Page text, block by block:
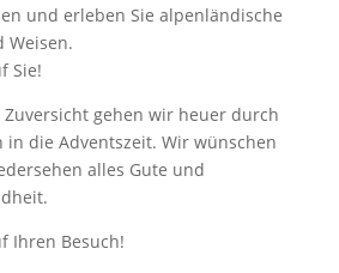
und erleben Sie alpenländische
Weisen.
Sie!
gehen wir heuer durch
in die Adventszeit. Wir wünschen
alles Gute und
Ihren Besuch!